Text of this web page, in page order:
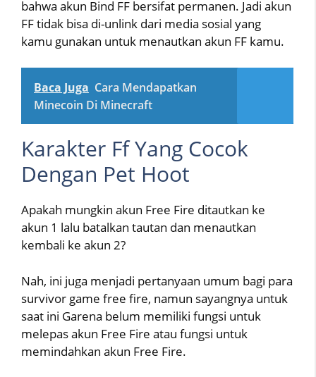
bahwa akun Bind FF bersifat permanen. Jadi akun
FF tidak bisa di-unlink dari media sosial yang
kamu gunakan untuk menautkan akun FF kamu.
Baca Juga Cara Mendapatkan
Minecoin Di Minecraft
Karakter Ff Yang Cocok
Dengan Pet Hoot
Apakah mungkin akun Free Fire ditautkan ke
akun 1 lalu batalkan tautan dan menautkan
kembali ke akun 2?
Nah, ini juga menjadi pertanyaan umum bagi para
survivor game free fire, namun sayangnya untuk
saat ini Garena belum memiliki fungsi untuk
melepas akun Free Fire atau fungsi untuk
memindahkan akun Free Fire.